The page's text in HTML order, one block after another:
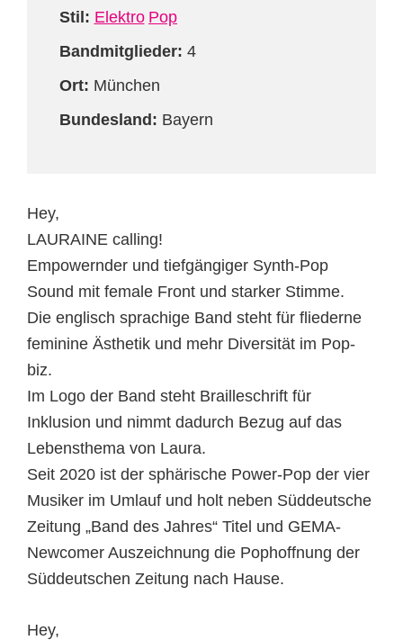
Stil: Elektro Pop
Bandmitglieder: 4
Ort: München
Bundesland: Bayern
Hey,
LAURAINE calling!
Empowernder und tiefgängiger Synth-Pop
Sound mit female Front und starker Stimme.
Die englisch sprachige Band steht für fliederne
feminine Ästhetik und mehr Diversität im Pop-
biz.
Im Logo der Band steht Brailleschrift für
Inklusion und nimmt dadurch Bezug auf das
Lebensthema von Laura.
Seit 2020 ist der sphärische Power-Pop der vier
Musiker im Umlauf und holt neben Süddeutsche
Zeitung „Band des Jahres“ Titel und GEMA-
Newcomer Auszeichnung die Pophoffnung der
Süddeutschen Zeitung nach Hause.
Hey,